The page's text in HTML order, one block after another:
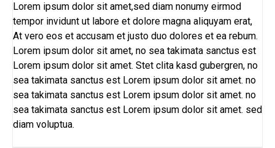
Lorem ipsum dolor sit amet,sed diam nonumy eirmod
tempor invidunt ut labore et dolore magna aliquyam erat,
At vero eos et accusam et justo duo dolores et ea rebum.
Lorem ipsum dolor sit amet, no sea takimata sanctus est
Lorem ipsum dolor sit amet. Stet clita kasd gubergren, no
sea takimata sanctus est Lorem ipsum dolor sit amet. no
sea takimata sanctus est Lorem ipsum dolor sit amet. no
sea takimata sanctus est Lorem ipsum dolor sit amet. sed
diam voluptua.